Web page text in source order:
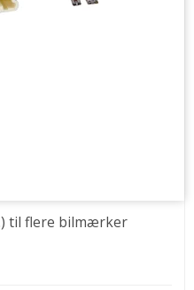
til flere bilmærker